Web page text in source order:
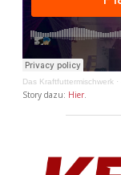
Das Kraftfuttermischwerk ·
Story dazu: Hier.